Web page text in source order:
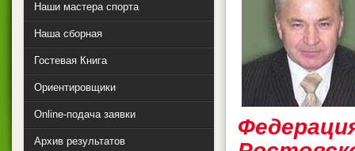
Наши мастера спорта
Наша сборная
Гостевая Книга
Ориентировщики
Online-подача заявки
Архив результатов